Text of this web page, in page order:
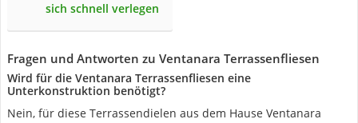
sich schnell verlegen
Fragen und Antworten zu Ventanara Terrassenfliesen
Wird für die Ventanara Terrassenfliesen eine
Unterkonstruktion benötigt?
Nein, für diese Terrassendielen aus dem Hause Ventanara